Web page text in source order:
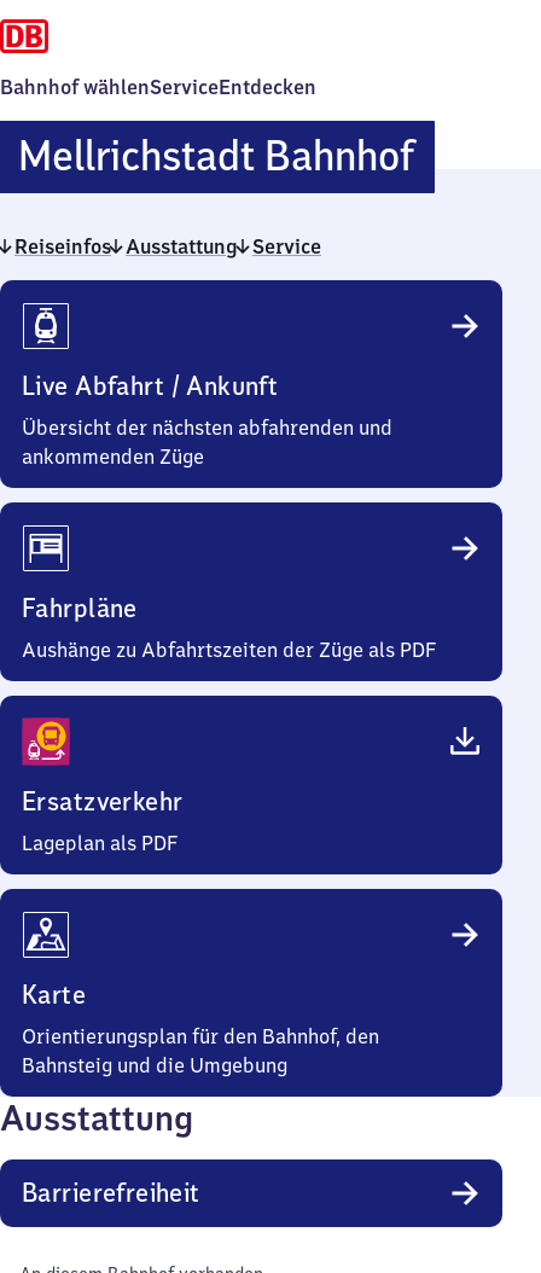
Bahnhof wählenServiceEntdecken
Mellrichstadt Bahnhof
Reiseinfos Ausstattung Service
Reiseinfos
Live Abfahrt / Ankunft
Übersicht der nächsten abfahrenden und
ankommenden Züge
Fahrpläne
Aushänge zu Abfahrtszeiten der Züge als PDF
Ersatzverkehr
Lageplan als PDF
Karte
Orientierungsplan für den Bahnhof, den
Bahnsteig und die Umgebung
Ausstattung
Barrierefreiheit